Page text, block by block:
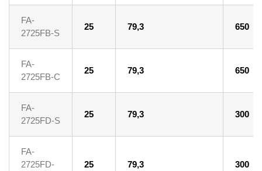
FA-
2725FB-S
25 79,3 650
FA-
2725FB-C
25 79,3 650
FA-
2725FD-S
25 79,3 300
FA-
2725FD-
25 79,3 300